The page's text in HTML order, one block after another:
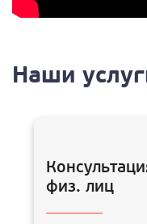
Наши
физ. лиц